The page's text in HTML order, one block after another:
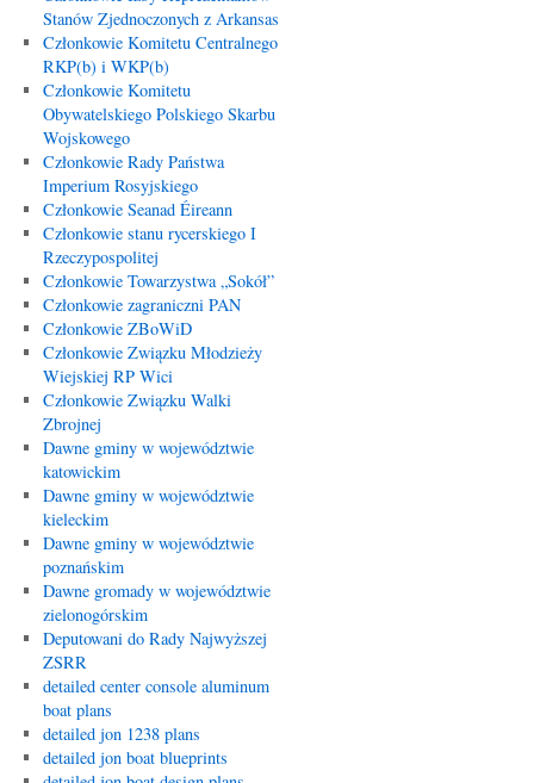
Stanów Zjednoczonych z Arkansas
Członkowie Komitetu Centralnego
RKP(b) i WKP(b)
Członkowie Komitetu
Obywatelskiego Polskiego Skarbu
Wojskowego
Członkowie Rady Państwa
Imperium Rosyjskiego
Członkowie Seanad Éireann
Członkowie stanu rycerskiego I
Rzeczypospolitej
Członkowie Towarzystwa „Sokół”
Członkowie zagraniczni PAN
Członkowie ZBoWiD
Członkowie Związku Młodzieży
Wiejskiej RP Wici
Członkowie Związku Walki
Zbrojnej
Dawne gminy w województwie
katowickim
Dawne gminy w województwie
kieleckim
Dawne gminy w województwie
poznańskim
Dawne gromady w województwie
zielonogórskim
Deputowani do Rady Najwyższej
ZSRR
detailed center console aluminum
boat plans
detailed jon 1238 plans
detailed jon boat blueprints